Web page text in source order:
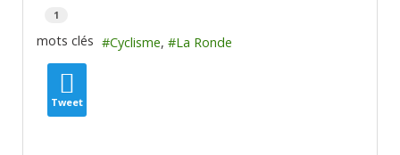
1
mots clés Cyclisme La Ronde
Tweet